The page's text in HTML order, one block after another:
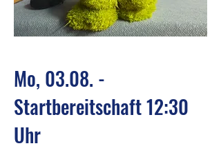
Mo, 03.08. -
Startbereitschaft 12:30
Uhr